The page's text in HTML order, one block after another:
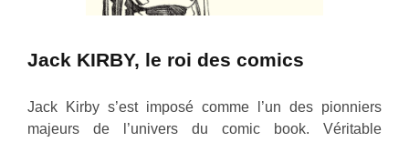
Jack KIRBY, le roi des comics
Jack Kirby s’est imposé comme l’un des pionniers
majeurs de l’univers du comic book. Véritable